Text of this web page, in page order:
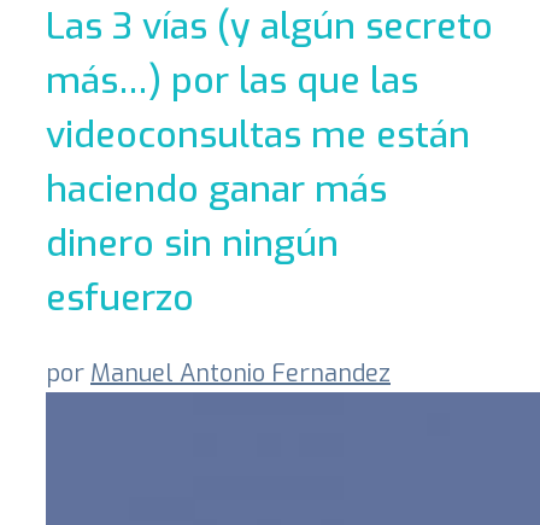
Las 3 vías (y algún secreto
más…) por las que las
videoconsultas me están
haciendo ganar más
dinero sin ningún
esfuerzo
por Manuel Antonio Fernandez